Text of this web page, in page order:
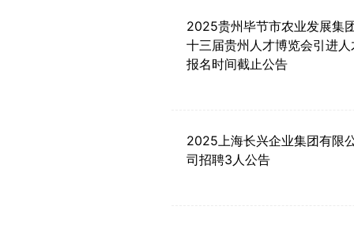
2025贵州毕节市农业发展集
十三届贵州人才博览会引进
报名时间截止公告
2025上海长兴企业集团有限
司招聘3人公告